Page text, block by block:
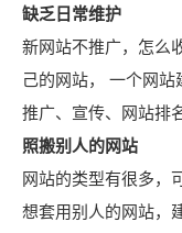
缺乏日常维护
新网站不推广，怎么
己的网站， 一个网
推广、宣传、网站排
照搬别人的网站
网站的类型有很多，
想套用别人的网站，